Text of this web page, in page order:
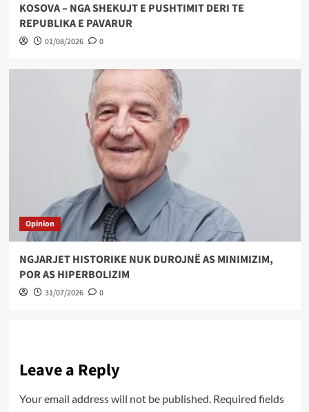
KOSOVA – NGA SHEKUJT E PUSHTIMIT DERI TE
REPUBLIKA E PAVARUR
01/08/2026 0
Opinion
NGJARJET HISTORIKE NUK DUROJNË AS MINIMIZIM,
POR AS HIPERBOLIZIM
31/07/2026 0
Leave a Reply
Your email address will not be published. Required fields